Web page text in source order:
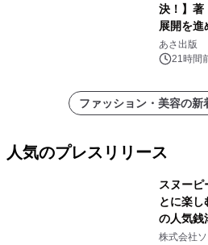
決！】著
展開を
「多店舗
24日（月
あさ出版
21時間
ファッション・美容の新
人気のプレスリリース
スヌーピ
とに楽
の人気銭
ラボレ
株式会社